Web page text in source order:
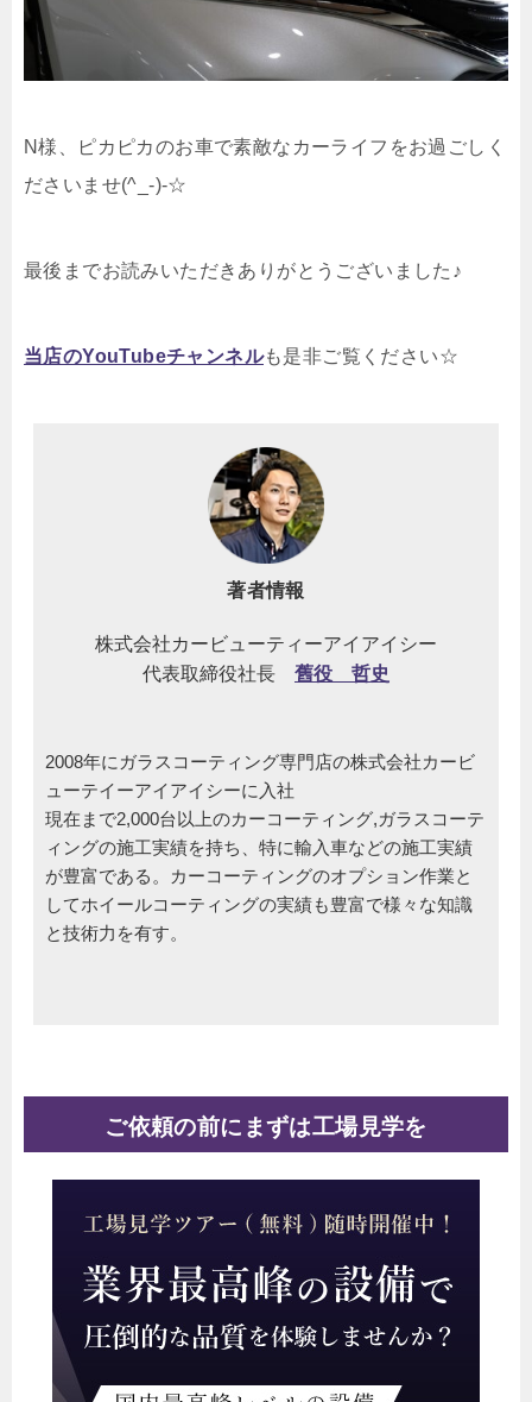
N様、ピカピカのお車で素敵なカーライフをお過ごしく
ださいませ(^_-)-☆
最後までお読みいただきありがとうございました♪
当店のYouTubeチャンネルも是非ご覧ください☆
著者情報
株式会社カービューティーアイアイシー
代表取締役社長 舊役 哲史
2008年にガラスコーティング専門店の株式会社カービ
ューテイーアイアイシーに入社
現在まで2,000台以上のカーコーティング,ガラスコーテ
ィングの施工実績を持ち、特に輸入車などの施工実績
が豊富である。カーコーティングのオプション作業と
してホイールコーティングの実績も豊富で様々な知識
と技術力を有す。
ご依頼の前にまずは工場見学を